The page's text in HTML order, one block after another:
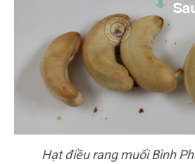
Hạt điều rang muối Bình